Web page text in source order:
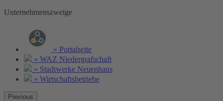
Unternehmenszweige
» Portalseite
» WAZ Niedergrafschaft
» Stadtwerke Neuenhaus
» Wirtschaftsbetriebe
Previous